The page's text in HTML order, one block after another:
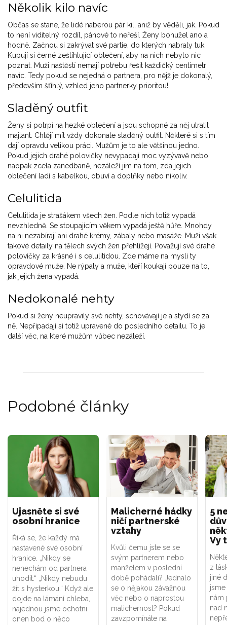
Několik kilo navíc
Občas se stane, že lidé naberou pár kil, aniž by věděli, jak. Pokud
to není viditelný rozdíl, pánové to neřeší. Ženy bohužel ano a
hodně. Začnou si zakrývat své partie, do kterých nabraly tuk.
Kupují si černé zeštíhlující oblečení, aby na nich nebylo nic
poznat. Muži naštěstí nemají potřebu řešit každičký centimetr
navíc. Tedy pokud se nejedná o partnera, pro nějž je dokonalý,
především šťíhlý, vzhled jeho partnerky prioritou!
Sladěný outfit
Ženy si potrpí na hezké oblečení a jsou schopné za něj utratit
majlant. Chtějí mít vždy dokonale sladěný outfit. Některé si s tím
dají opravdu velikou práci. Mužům je to ale většinou jedno.
Pokud jejich drahé polovičky nevypadají moc vyzývavě nebo
naopak zcela zanedbaně, nezáleží jim na tom, zda jejich
oblečení ladí s kabelkou, obuví a doplňky nebo nikoliv.
Celulitida
Celulitida je strašákem všech žen. Podle nich totiž vypadá
nevzhledně. Se stoupajícím věkem vypadá ještě hůře. Mnohdy
na ni nezabírají ani drahé krémy, zábaly nebo masáže. Muži však
takové detaily na tělech svých žen přehlížejí. Považují své drahé
polovičky za krásné i s celulitidou. Zde máme na mysli ty
opravdové muže. Ne rýpaly a muže, kteří koukají pouze na to,
jak jejich žena vypadá.
Nedokonalé nehty
Pokud si ženy neupravily své nehty, schovávají je a stydí se za
ně. Nepřipadají si totiž upravené do posledního detailu. To je
další věc, na které mužům vůbec nezáleží.
Podobné články
Ujasněte si své
osobní hranice
Říká se, že každý má
nastavené své osobní
hranice. „Nikdy se
nenechám od partnera
uhodit.“ „Nikdy nebudu
žít s hysterkou.“ Když ale
dojde na lámání chleba,
najednou jsme ochotni
onen bod o něco
Malicherné hádky
ničí partnerské
vztahy
Kvůli čemu jste se se
svým partnerem nebo
manželem v poslední
době pohádali? Jednalo
se o nějakou závažnou
věc nebo o naprostou
malichernost? Pokud
zavzpomínáte na
5
Vy
z
jiné
nám
nad